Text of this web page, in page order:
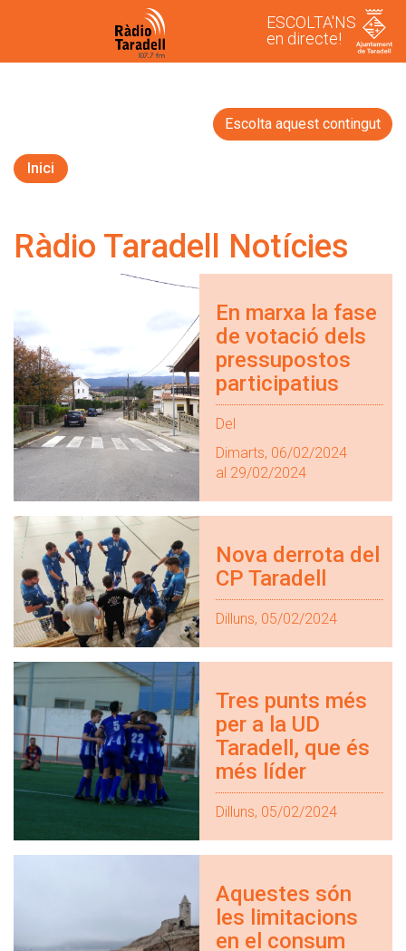
ESCOLTA'NS
en directe!
Escolta aquest contingut
Inici
Ràdio Taradell Notícies
En marxa la fase
de votació dels
pressupostos
participatius
Del
Dimarts, 06/02/2024
al 29/02/2024
Nova derrota del
CP Taradell
Dilluns, 05/02/2024
Tres punts més
per a la UD
Taradell, que és
més líder
Dilluns, 05/02/2024
Aquestes són
les limitacions
en el consum